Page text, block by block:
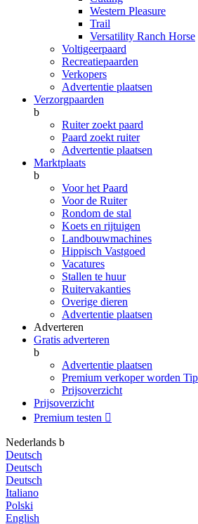
Western Pleasure
Trail
Versatility Ranch Horse
Voltigeerpaard
Recreatiepaarden
Verkopers
Advertentie plaatsen
Verzorgpaarden
b
Ruiter zoekt paard
Paard zoekt ruiter
Advertentie plaatsen
Marktplaats
b
Voor het Paard
Voor de Ruiter
Rondom de stal
Koets en rijtuigen
Landbouwmachines
Hippisch Vastgoed
Vacatures
Stallen te huur
Ruitervakanties
Overige dieren
Advertentie plaatsen
Adverteren
Gratis adverteren
b
Advertentie plaatsen
Premium verkoper worden
Prijsoverzicht
Prijsoverzicht
Premium testen 
Nederlands b
Deutsch
Deutsch
Deutsch
Italiano
Polski
English